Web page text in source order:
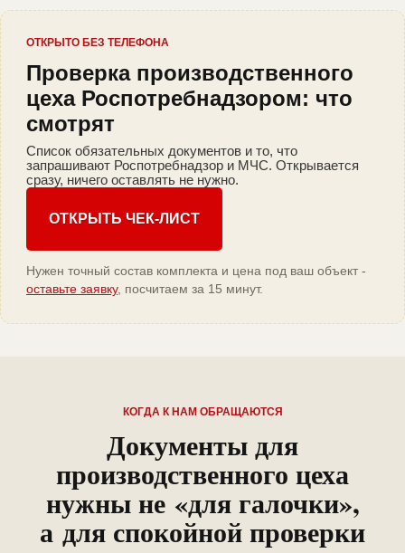
ОТКРЫТО БЕЗ ТЕЛЕФОНА
Проверка производственного
цеха Роспотребнадзором: что
смотрят
Список обязательных документов и то, что
запрашивают Роспотребнадзор и МЧС. Открывается
сразу, ничего оставлять не нужно.
ОТКРЫТЬ ЧЕК-ЛИСТ
Нужен точный состав комплекта и цена под ваш объект -
оставьте заявку, посчитаем за 15 минут.
КОГДА К НАМ ОБРАЩАЮТСЯ
Документы для
производственного цеха
нужны не «для галочки»,
а для спокойной проверки